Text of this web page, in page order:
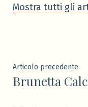
Mostra tutti gli
articoli
Articolo precedente
Brunetta